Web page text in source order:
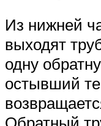
Из нижней
выходят
одну
остывший